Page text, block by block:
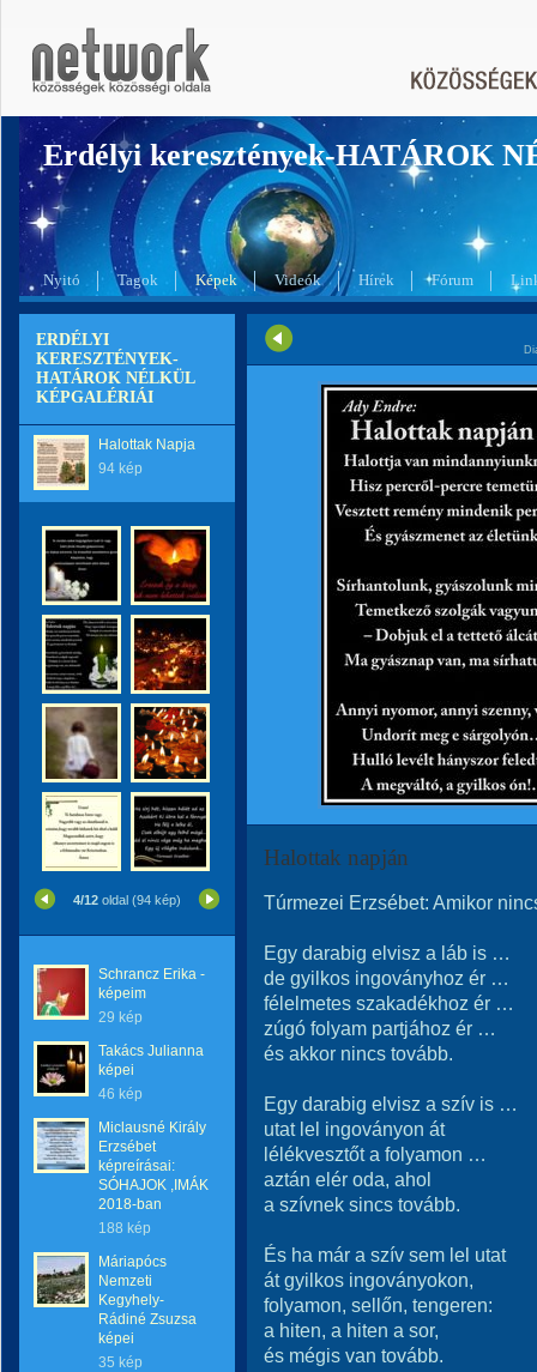
Erdélyi keresztények-HATÁROK
Nyitó Tagok Képek Videók Hírek Fórum
ERDÉLYI
KERESZTÉNYEK-
HATÁROK NÉLKÜL
KÉPGALÉRIÁI
Halottak Napja
94 kép
4/12 oldal (94 kép)
Schrancz Erika -
képeim
29 kép
Takács Julianna
képei
46 kép
Miclausné Király
Erzsébet
képreírásai:
SÓHAJOK ,IMÁK
2018-ban
188 kép
Máriapócs
Nemzeti
Kegyhely-
Rádiné Zsuzsa
képei
35 kép
Halottak napján
Túrmezei Erzsébet: Amikor
Egy darabig elvisz a láb is …
de gyilkos ingoványhoz ér …
félelmetes szakadékhoz ér …
zúgó folyam partjához ér …
és akkor nincs tovább.
Egy darabig elvisz a szív is …
utat lel ingoványon át
lélékvesztőt a folyamon …
aztán elér oda, ahol
a szívnek sincs tovább.
És ha már a szív sem lel utat
át gyilkos ingoványokon,
folyamon, sellőn, tengeren:
a hiten, a hiten a sor,
és mégis van tovább.